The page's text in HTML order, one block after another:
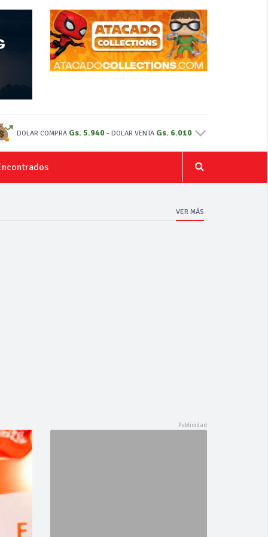
DOLAR COMPRA Gs. 5.940 - DOLAR VENTA Gs. 6.010
VER MÁS